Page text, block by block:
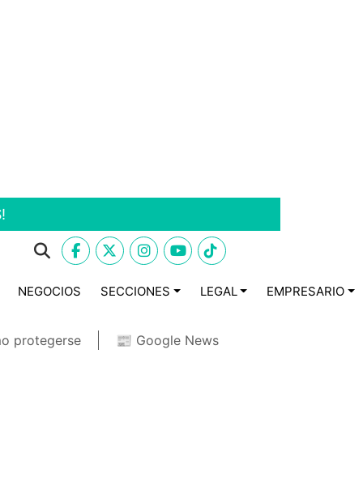
NEGOCIOS SECCIONES LEGAL EMPRESARIO
protegerse 📰 Google News